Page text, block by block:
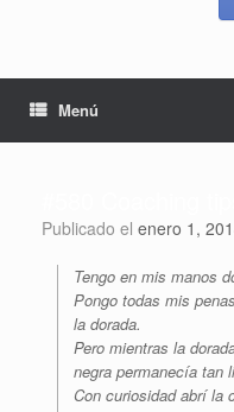
Menú
Publicado el enero 1,
Tengo en mis manos
Pongo todas mis
la dorada.
Pero mientras la
negra permanecía tan
Con curiosidad abrí la